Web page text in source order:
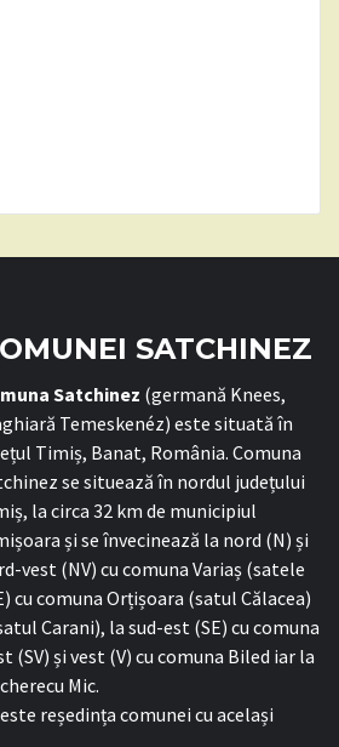
SATCHINEZ
Satchinez (germană Knees,
Temeskenéz) este situată în
Timiș, Banat, România. Comuna
se situează în nordul județului
la circa 32 km de municipiul
și se învecinează la nord (N) și
vest (NV) cu comuna Variaș (satele
cu comuna Orțișoara (satul Călacea)
Carani), la sud-est (SE) cu comuna
(SV) și vest (V) cu comuna Biled iar la
Mic.
reședința comunei cu același